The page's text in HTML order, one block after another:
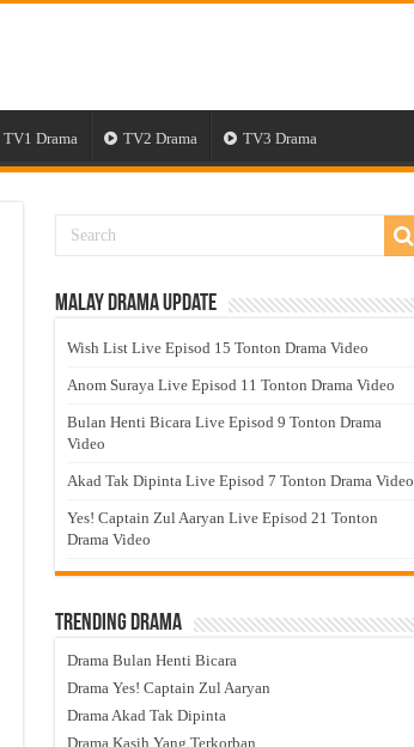
TV1 Drama TV2 Drama TV3 Drama
Malay Drama Update
Wish List Live Episod 15 Tonton Drama Video
Anom Suraya Live Episod 11 Tonton Drama Video
Bulan Henti Bicara Live Episod 9 Tonton Drama
Video
Akad Tak Dipinta Live Episod 7 Tonton Drama Video
Yes! Captain Zul Aaryan Live Episod 21 Tonton
Drama Video
Trending Drama
Drama Bulan Henti Bicara
Drama Yes! Captain Zul Aaryan
Drama Akad Tak Dipinta
Drama Kasih Yang Terkorban